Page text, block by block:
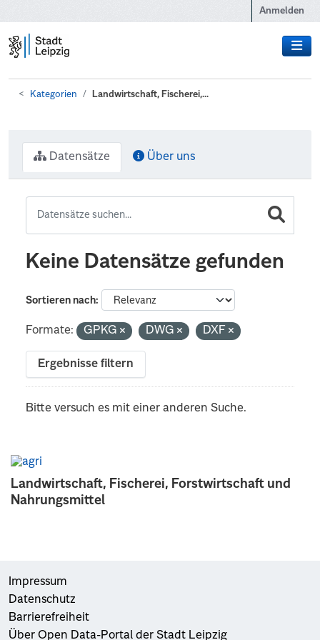
Anmelden
Kategorien Landwirtschaft, Fischerei,...
Landwirtschaft, Fischerei, Forstwirtschaft und
Nahrungsmittel
Datensätze Über uns
Keine Datensätze gefunden
Sortieren nach
Formate: GPKG DWG DXF
Ergebnisse filtern
Bitte versuch es mit einer anderen Suche.
Impressum
Datenschutz
Barrierefreiheit
Über Open Data-Portal der Stadt Leipzig